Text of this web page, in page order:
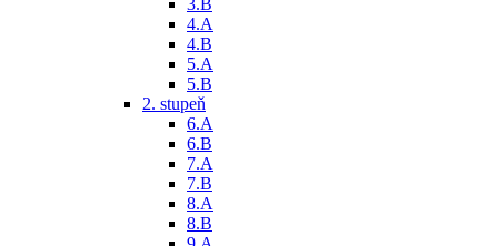
3.B
4.A
4.B
5.A
5.B
2. stupeň
6.A
6.B
7.A
7.B
8.A
8.B